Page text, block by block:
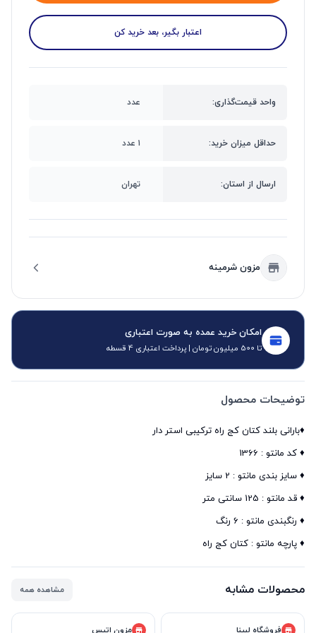
اعتبار بگیر، بعد خرید کن
واحد قیمت‌گذاری: عدد
حداقل میزان خرید: ۱ عدد
ارسال از استان: تهران
مزون شرمینه
امکان خرید عمده به صورت اعتباری
تا 500 میلیون تومان | پرداخت اعتباری 4 قسطه
توضیحات محصول
♦️ پارچه مانتو : کتان کج راه
محصولات مشابه مشاهده همه
مزون اتیس
فروشگاه لبینا